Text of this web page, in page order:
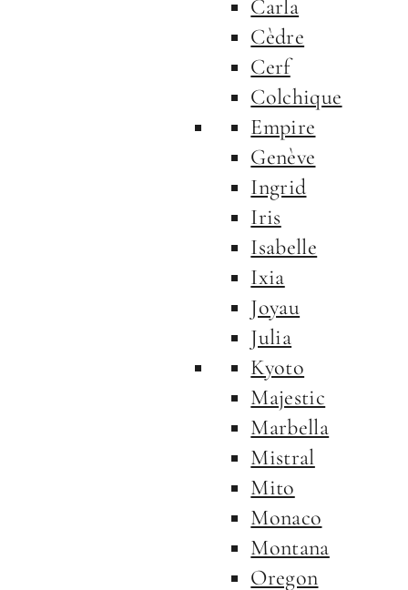
Carla
Cèdre
Cerf
Colchique
Empire
Genève
Ingrid
Iris
Isabelle
Ixia
Joyau
Julia
Kyoto
Majestic
Marbella
Mistral
Mito
Monaco
Montana
Oregon